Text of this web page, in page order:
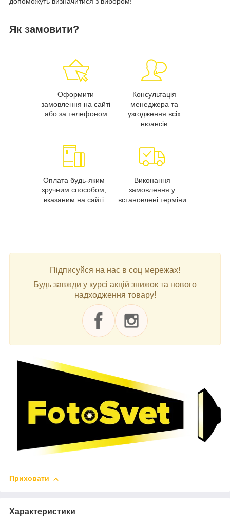
Як замовити?
Оформити
замовлення на сайті
або за телефоном
Консультація
менеджера та
узгодження всіх
нюансів
Оплата будь-яким
зручним способом,
вказаним на сайті
Виконання
замовлення у
встановлені терміни
Підписуйся на нас в соц мережах!
Будь завжди у курсі акцій знижок та нового
надходження товару!
Приховати
Характеристики